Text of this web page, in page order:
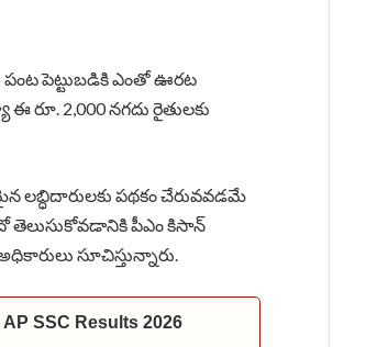
పంట పెట్టుబడికి ఎంతో ఊరట
రూ. 2,000 నగదు రైతులకు
లబ్ధిదారులకు పథకం చేరువవడమే
తెలుసుకోవడానికి పీఎం కిసాన్
సూచిస్తున్నారు.
SSC Results 2026